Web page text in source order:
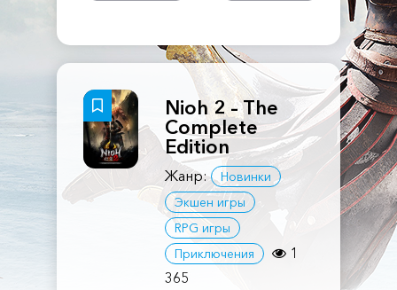
Nioh 2 – The
Complete
Edition
Жанр:
Новинки
Экшен игры
RPG игры
Приключения
1
365